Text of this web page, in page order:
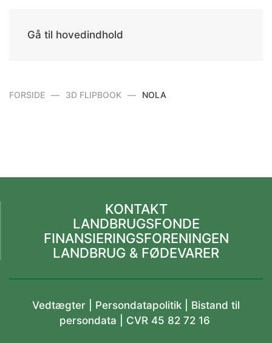
Gå til hovedindhold
FORSIDE 3D FLIPBOOK NOLA
KONTAKT
LANDBRUGSFONDE
FINANSIERINGSFORENINGEN
LANDBRUG & FØDEVARER
Vedtægter Persondatapolitik | Bistand til
persondata | CVR 45 82 72 16